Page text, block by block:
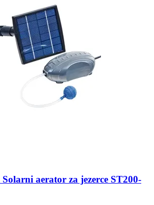
Solarni aerator za jezerce ST200-​